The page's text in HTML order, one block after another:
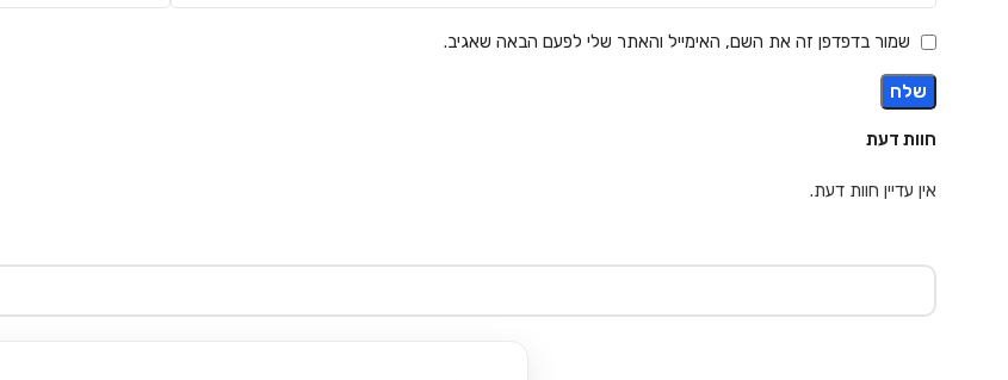
חוות דעת
אין עדיין חוות דעת.
שמור בדפדפן זה את השם, האימייל והאתר שלי לפעם הבאה שאגיב.